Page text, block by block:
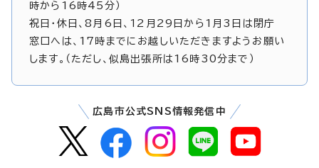
時から16時45分）
祝日・休日、8月6日、12月29日から1月3日は閉庁
窓口へは、17時までにお越しいただきますようお願い
します。（ただし、似島出張所は16時30分まで）
広島市公式SNS情報発信中